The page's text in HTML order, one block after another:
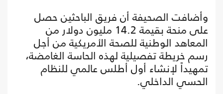
وأضافت الصحيفة أن فريق الباحثين حصل
على منحة بقيمة 14.2 مليون دولار من
المعاهد الوطنية للصحة الأمريكية من أجل
رسم خريطة تفصيلية لهذه الحاسة الغامضة،
تمهيداً لإنشاء أول أطلس عالمي للنظام
الحسي الداخلي.